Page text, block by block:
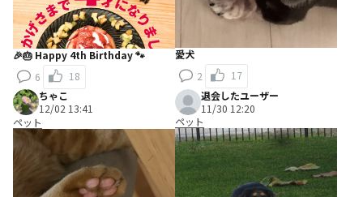
🎉🎂 Happy 4th Birthday 🐾
6
18
愛犬
2
17
ちゃこ
12/02 13:41
ペット
退会したユーザー
11/30 12:20
ペット